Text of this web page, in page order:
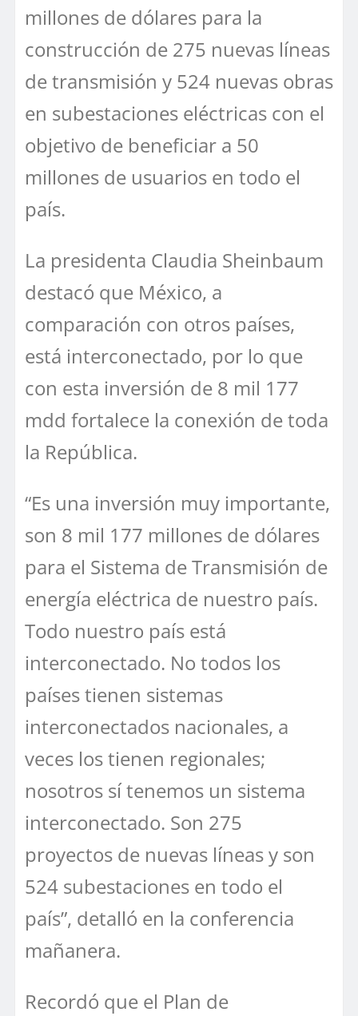
millones de dólares para la
construcción de 275 nuevas líneas
de transmisión y 524 nuevas obras
en subestaciones eléctricas con el
objetivo de beneficiar a 50
millones de usuarios en todo el
país.
La presidenta Claudia Sheinbaum
destacó que México, a
comparación con otros países,
está interconectado, por lo que
con esta inversión de 8 mil 177
mdd fortalece la conexión de toda
la República.
“Es una inversión muy importante,
son 8 mil 177 millones de dólares
para el Sistema de Transmisión de
energía eléctrica de nuestro país.
Todo nuestro país está
interconectado. No todos los
países tienen sistemas
interconectados nacionales, a
veces los tienen regionales;
nosotros sí tenemos un sistema
interconectado. Son 275
proyectos de nuevas líneas y son
524 subestaciones en todo el
país”, detalló en la conferencia
mañanera.
Recordó que el Plan de